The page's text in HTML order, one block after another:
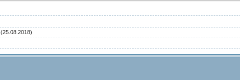
(25.08.2018)